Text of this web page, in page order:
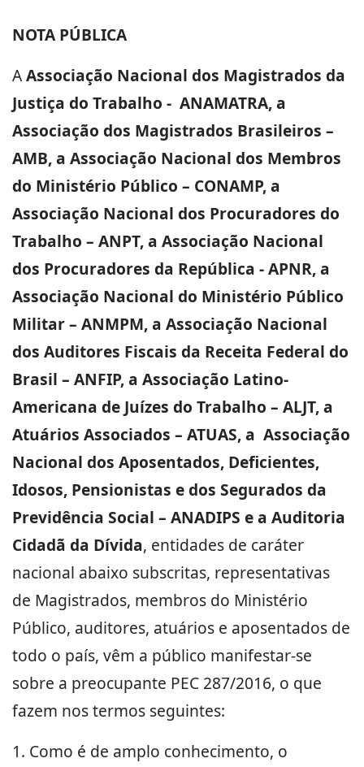
NOTA PÚBLICA
AAssociação Nacional dos Magistrados da
Justiça do Trabalho - ANAMATRA, a
Associação dos Magistrados Brasileiros –
AMB, a Associação Nacional dos Membros
do Ministério Público – CONAMP, a
Associação Nacional dos Procuradores do
Trabalho – ANPT, a Associação Nacional
dos Procuradores da República - APNR, a
Associação Nacional do Ministério Público
Militar – ANMPM, a Associação Nacional
dos Auditores Fiscais da Receita Federal do
Brasil – ANFIP, a Associação Latino-
Americana de Juízes do Trabalho – ALJT, a
Atuários Associados – ATUAS, a Associação
Nacional dos Aposentados, Deficientes,
Idosos, Pensionistas e dos Segurados da
Previdência Social – ANADIPS e a Auditoria
Cidadã da Dívida, entidades de caráter
nacional abaixo subscritas, representativas
de Magistrados, membros do Ministério
Público, auditores, atuários e aposentados de
todo o país, vêm a público manifestar-se
sobre a preocupante PEC 287/2016, o que
fazem nos termos seguintes:
1. Como é de amplo conhecimento, o